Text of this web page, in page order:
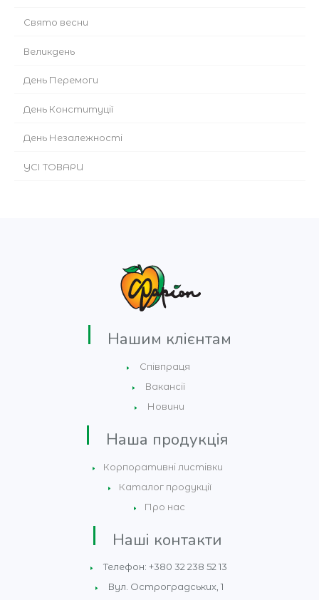
Cвято весни
Великдень
День Перемоги
День Конституції
День Незалежності
УСІ ТОВАРИ
Нашим клієнтам
Співпраця
Вакансії
Новини
Наша продукція
Корпоративні листівки
Каталог продукції
Про нас
Наші контакти
Телефон: +380 32 238 52 13
Вул. Остроградських, 1